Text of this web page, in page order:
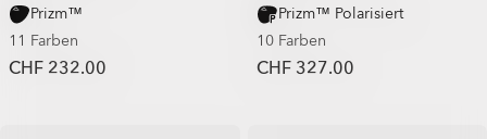
Prizm™
11 Farben
CHF 232.00
Prizm™ Polarisiert
10 Farben
CHF 327.00